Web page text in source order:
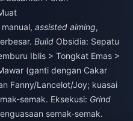
assisted aiming,
Build Obsidia: Sepatu
Iblis > Tongkat Emas >
(ganti dengan Cakar
Fanny/Lancelot/Joy; kuasai
semak. Eksekusi: Grind
semak-semak.